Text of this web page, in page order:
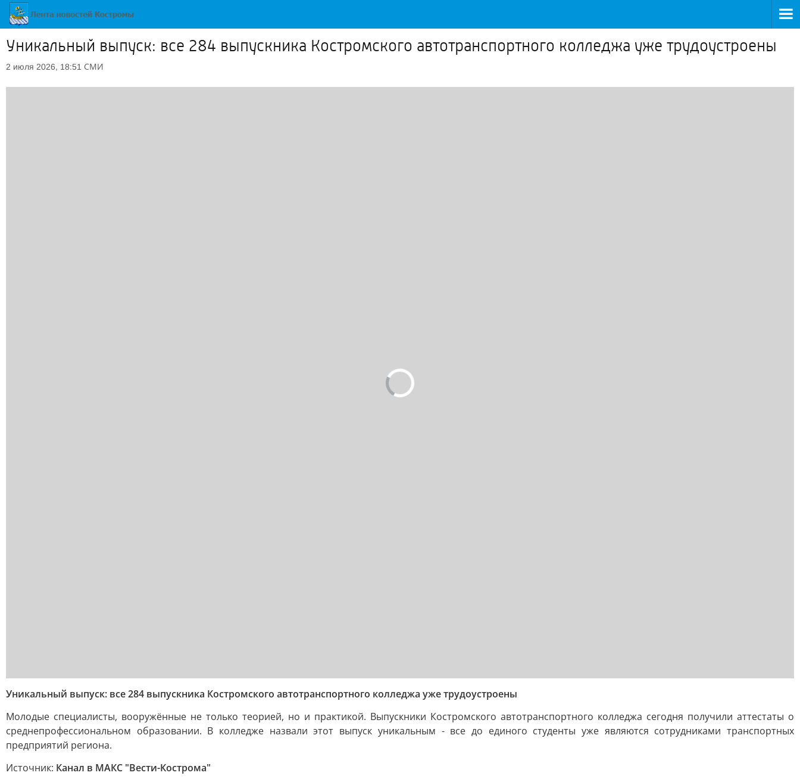
Уникальный выпуск: все 284 выпускника Костромского автотранспортного колледжа уже трудоустроены
2 июля 2026, 18:51 СМИ
Уникальный выпуск: все 284 выпускника Костромского автотранспортного колледжа уже трудоустроены
Молодые специалисты, вооружённые не только теорией, но и практикой. Выпускники Костромского автотранспортного колледжа сегодня получили аттестаты о
среднепрофессиональном образовании. В колледже назвали этот выпуск уникальным - все до единого студенты уже являются сотрудниками транспортных
предприятий региона.
Источник: Канал в МАКС "Вести-Кострома"